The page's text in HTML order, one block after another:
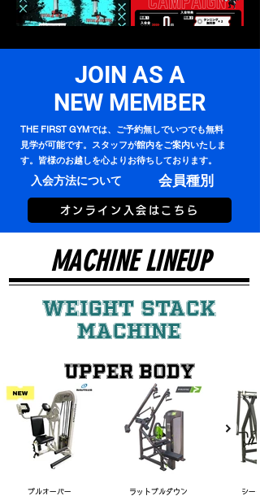
JOIN AS A
NEW MEMBER
THE FIRST GYMでは、ご予約無しでいつでも無料
見学が可能です。スタッフが館内をご案内いたしま
す。皆様のお越しを心よりお待ちしております。
入会方法について 会員種別
オンライン入会はこちら
​MACHINE LINEUP
Weight Stack
Machine
Upper Body
プルオーバー ラットプルダウン シー